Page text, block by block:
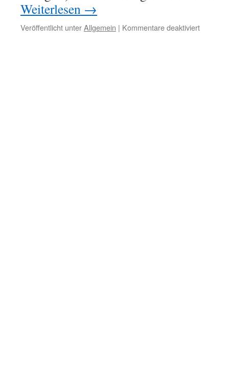
Weiterlesen →
Veröffentlicht unterAllgemein | Kommentare deaktiviertfür